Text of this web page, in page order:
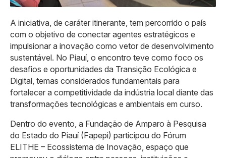
A iniciativa, de caráter itinerante, tem percorrido o país
com o objetivo de conectar agentes estratégicos e
impulsionar a inovação como vetor de desenvolvimento
sustentável. No Piauí, o encontro teve como foco os
desafios e oportunidades da Transição Ecológica e
Digital, temas considerados fundamentais para
fortalecer a competitividade da indústria local diante das
transformações tecnológicas e ambientais em curso.
Dentro do evento, a Fundação de Amparo à Pesquisa
do Estado do Piauí (Fapepi) participou do Fórum
ELITHE – Ecossistema de Inovação, espaço que